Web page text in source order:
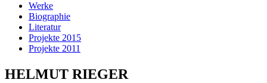
Werke
Biographie
Literatur
Projekte 2015
Projekte 2011
HELMUT RIEGER